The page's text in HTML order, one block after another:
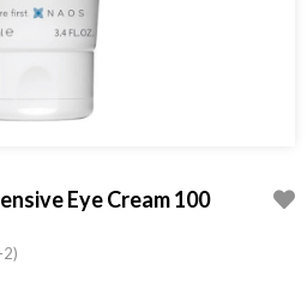
Eye Cream 100